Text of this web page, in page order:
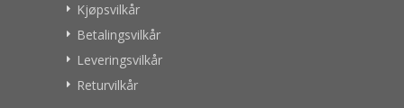
Kjøpsvilkår
Betalingsvilkår
Leveringsvilkår
Returvilkår